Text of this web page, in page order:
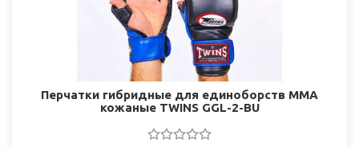
Перчатки гибридные для единоборств ММА
кожаные TWINS GGL-2-BU